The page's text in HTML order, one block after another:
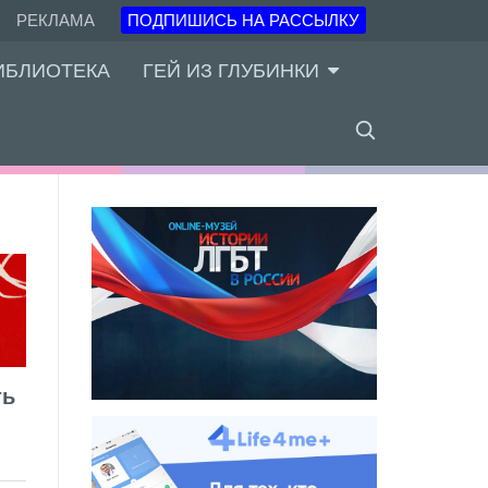
РЕКЛАМА ПОДПИШИСЬ НА РАССЫЛКУ
ГЕЙ ИЗ ГЛУБИНКИ